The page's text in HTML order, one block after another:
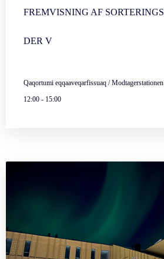
FREMVISNING AF
DER V
Qaqortumi eqqaaveqarfissuaq /
12:00 - 15:00